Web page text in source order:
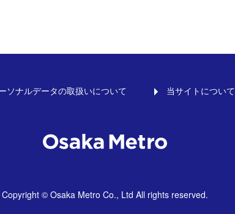
ソナルデータの取扱いについて 当サイトについて
Copyright © Osaka Metro Co., Ltd All rights reserved.